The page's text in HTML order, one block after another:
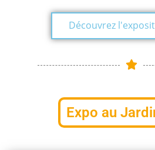
Découvrez
Expo au